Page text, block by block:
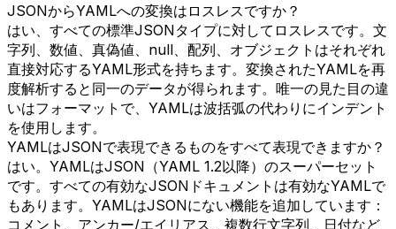
JSONからYAMLへの変換はロスレスですか？
はい、すべての標準JSONタイプに対してロスレスです。文
字列、数値、真偽値、null、配列、オブジェクトはそれぞれ
直接対応するYAML形式を持ちます。変換されたYAMLを再
度解析すると同一のデータが得られます。唯一の見た目の違
いはフォーマットで、YAMLは波括弧の代わりにインデント
を使用します。
YAMLはJSONで表現できるものをすべて表現できますか？
はい。YAMLはJSON（YAML 1.2以降）のスーパーセット
です。すべての有効なJSONドキュメントは有効なYAMLで
もあります。YAMLはJSONにない機能を追加しています：
コメント、アンカー/エイリアス、複数行文字列、日付など